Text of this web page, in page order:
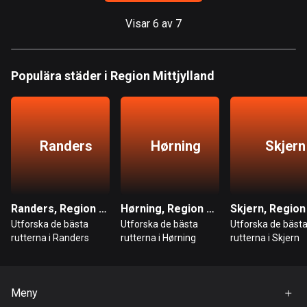
5 rutter
Fiji
1 rutt
Visar 6 av 7
Populära städer i Region Mittjylland
Randers
Randers, Region Mittjylland
Utforska de bästa
rutterna i Randers
Hørning
Hørning, Region Mittjylland
Utforska de bästa
rutterna i Hørning
Skjern
Utforska de bästa
rutterna i Skjern
Meny